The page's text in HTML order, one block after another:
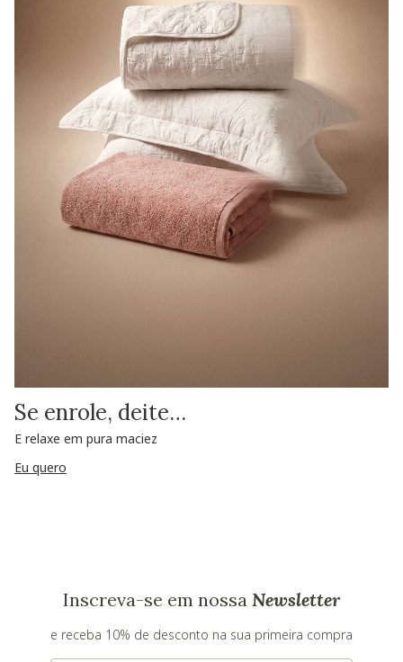
Se enrole, deite…
E relaxe em pura maciez
Eu quero
Inscreva-se em nossa Newsletter
e receba 10% de desconto na sua primeira compra